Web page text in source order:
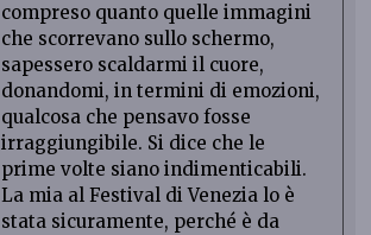
compreso quanto quelle immagini
che scorrevano sullo schermo,
sapessero scaldarmi il cuore,
donandomi, in termini di emozioni,
qualcosa che pensavo fosse
irraggiungibile. Si dice che le
prime volte siano indimenticabili.
La mia al Festival di Venezia lo è
stata sicuramente, perché è da